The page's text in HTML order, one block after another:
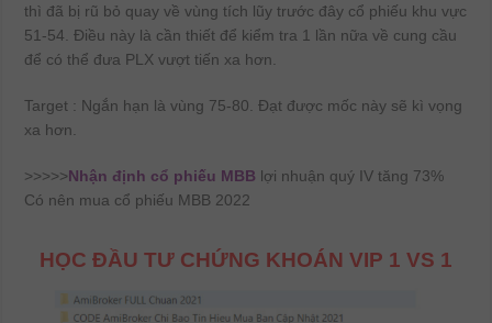
thì đã bị rũ bỏ quay về vùng tích lũy trước đây cổ phiếu khu vực
51-54. Điều này là cần thiết để kiểm tra 1 lần nữa về cung cầu
để có thể đưa PLX vượt tiến xa hơn.
Target : Ngắn hạn là vùng 75-80. Đạt được mốc này sẽ kì vọng
xa hơn.
>>>>>Nhận định cổ phiếu MBB lợi nhuận quý IV tăng 73%
Có nên mua cổ phiếu MBB 2022
HỌC ĐẦU TƯ CHỨNG KHOÁN VIP 1 VS 1